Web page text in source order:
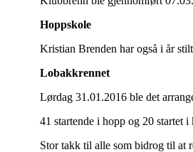
Hoppskole
Kristian Brenden har også i år
Lobakkrennet
Lørdag 31.01.2016 ble det
41 startende i hopp og 20 startet
Stor takk til alle som bidrog til at